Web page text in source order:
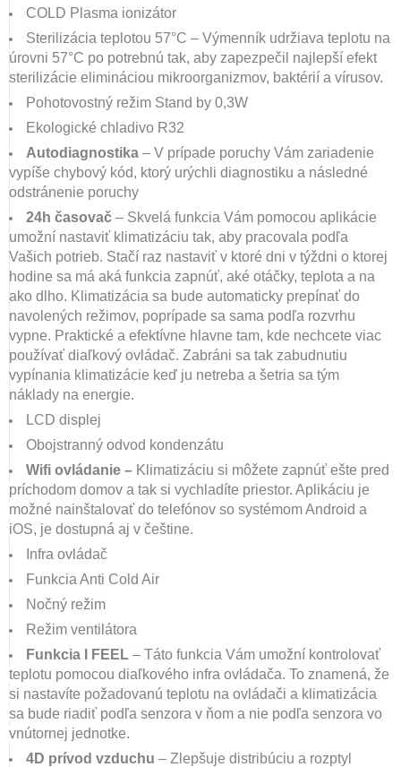
COLD Plasma ionizátor
Sterilizácia teplotou 57°C – Výmenník udržiava teplotu na
úrovni 57°C po potrebnú tak, aby zapezpečil najlepší efekt
sterilizácie elimináciou mikroorganizmov, baktérií a vírusov.
Pohotovostný režim Stand by 0,3W
Ekologické chladivo R32
Autodiagnostika – V prípade poruchy Vám zariadenie
vypíše chybový kód, ktorý urýchli diagnostiku a následné
odstránenie poruchy
24h časovač – Skvelá funkcia Vám pomocou aplikácie
umožní nastaviť klimatizáciu tak, aby pracovala podľa
Vašich potrieb. Stačí raz nastaviť v ktoré dni v týždni o ktorej
hodine sa má aká funkcia zapnúť, aké otáčky, teplota a na
ako dlho. Klimatizácia sa bude automaticky prepínať do
navolených režimov, poprípade sa sama podľa rozvrhu
vypne. Praktické a efektívne hlavne tam, kde nechcete viac
používať diaľkový ovládač. Zabráni sa tak zabudnutiu
vypínania klimatizácie keď ju netreba a šetria sa tým
náklady na energie.
LCD displej
Obojstranný odvod kondenzátu
Wifi ovládanie – Klimatizáciu si môžete zapnúť ešte pred
príchodom domov a tak si vychladíte priestor. Aplikáciu je
možné nainštalovať do telefónov so systémom Android a
iOS, je dostupná aj v češtine.
Infra ovládač
Funkcia Anti Cold Air
Nočný režim
Režim ventilátora
Funkcia I FEEL – Táto funkcia Vám umožní kontrolovať
teplotu pomocou diaľkového infra ovládača. To znamená, že
si nastavíte požadovanú teplotu na ovládači a klimatizácia
sa bude riadiť podľa senzora v ňom a nie podľa senzora vo
vnútornej jednotke.
4D prívod vzduchu – Zlepšuje distribúciu a rozptyl